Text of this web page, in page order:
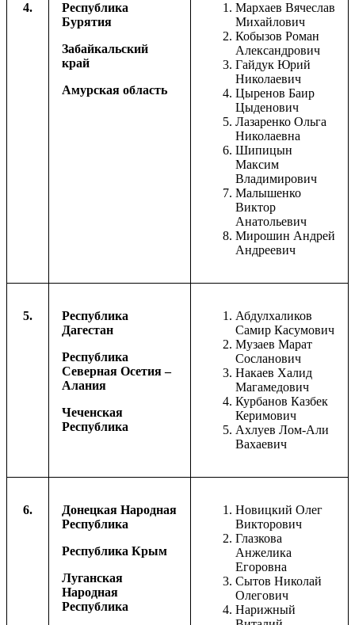
4.
Республика
Бурятия
Забайкальский
край
Амурская область
Мархаев Вячеслав
Михайлович
Кобызов Роман
Александрович
Гайдук Юрий
Николаевич
Цыренов Баир
Цыденович
Лазаренко Ольга
Николаевна
Шипицын
Максим
Владимирович
Малышенко
Виктор
Анатольевич
Мирошин Андрей
Андреевич
5.
Республика
Дагестан
Республика
Северная Осетия –
Алания
Чеченская
Республика
Абдулхаликов
Самир Касумович
Музаев Марат
Сосланович
Накаев Халид
Магамедович
Курбанов Казбек
Керимович
Ахлуев Лом-Али
Вахаевич
6.
Донецкая Народная
Республика
Республика Крым
Луганская
Народная
Республика
Новицкий Олег
Викторович
Глазкова
Анжелика
Егоровна
Сытов Николай
Олегович
Нарижный